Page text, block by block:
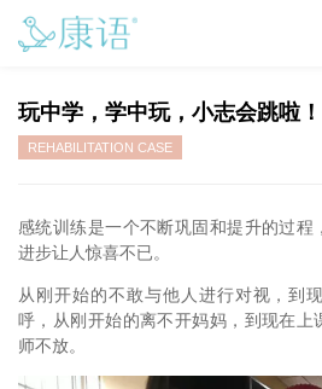
玩中学，学中玩，小志会跳啦！
REHABILITATION CASE
感统训练是一个不断巩固和提升的过程
进步让人惊喜不已。
从刚开始的不敢与他人进行对视，到
呼，从刚开始的离不开妈妈，到现在上
师不放。